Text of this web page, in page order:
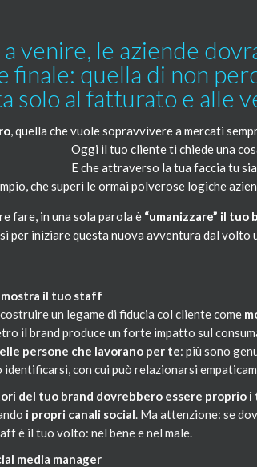
venire, le aziende
finale: quella di non
solo al fatturato e alle
, quella che vuole sopravvivere a mercati
Oggi il tuo cliente ti chiede una
E che attraverso la tua faccia tu
che superi le ormai polverose logiche
fare, in una sola parola è “umanizzare” il tuo
per iniziare questa nuova avventura dal volto
il tuo staff
un legame di fiducia col cliente come
il brand produce un forte impatto sul
persone che lavorano per te: più sono
con cui può relazionarsi
del tuo brand dovrebbero essere proprio
i propri canali social. Ma attenzione: se
è il tuo volto: nel bene e nel male.
media manager